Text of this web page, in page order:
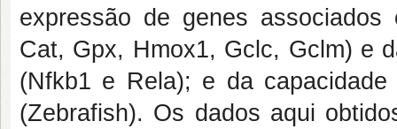
expressão de genes
Cat, Gpx, Hmox1, Gclc, Gclm) e
(Nfkb1 e Rela); e da
(Zebrafish). Os dados aqui